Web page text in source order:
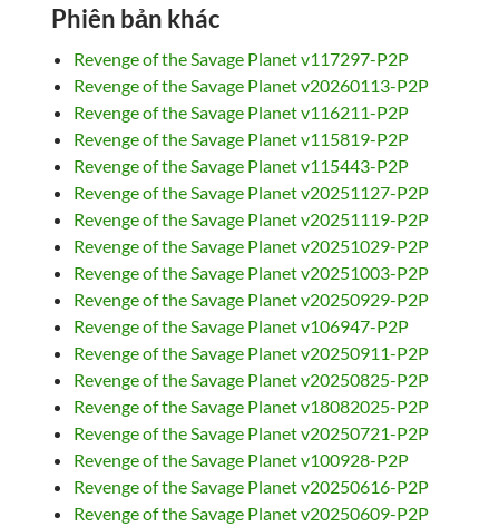
Phiên bản khác
Revenge of the Savage Planet v117297-P2P
Revenge of the Savage Planet v20260113-P2P
Revenge of the Savage Planet v116211-P2P
Revenge of the Savage Planet v115819-P2P
Revenge of the Savage Planet v115443-P2P
Revenge of the Savage Planet v20251127-P2P
Revenge of the Savage Planet v20251119-P2P
Revenge of the Savage Planet v20251029-P2P
Revenge of the Savage Planet v20251003-P2P
Revenge of the Savage Planet v20250929-P2P
Revenge of the Savage Planet v106947-P2P
Revenge of the Savage Planet v20250911-P2P
Revenge of the Savage Planet v20250825-P2P
Revenge of the Savage Planet v18082025-P2P
Revenge of the Savage Planet v20250721-P2P
Revenge of the Savage Planet v100928-P2P
Revenge of the Savage Planet v20250616-P2P
Revenge of the Savage Planet v20250609-P2P